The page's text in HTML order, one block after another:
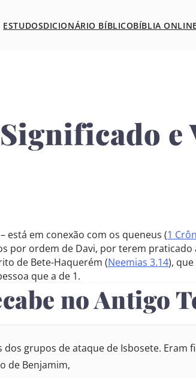
ESTUDOSDICIONÁRIO BÍBLICOBÍBLIA ONLINE
e
está em conexão com os queneus (1
por ordem de Davi, por terem praticado
de Bete-Haquerém (Neemias 3.14),
que a de 1.
no Antigo
dos grupos de ataque de Isbosete.
de Benjamim,